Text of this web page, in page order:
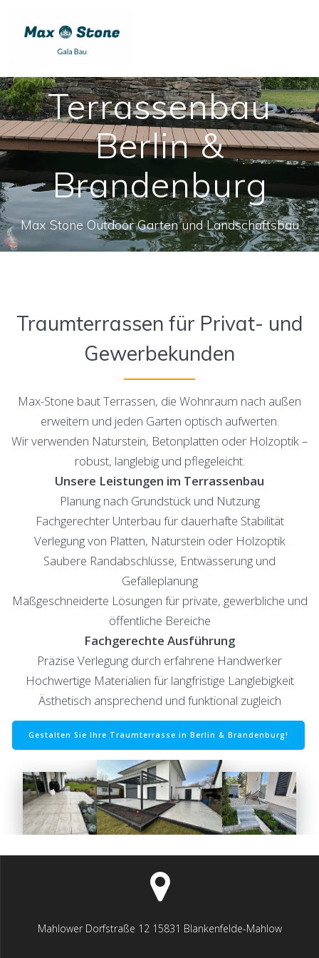
Terrassenbau
Berlin &
Brandenburg
Max Stone Outdoor Garten und Landschaftsbau
Traumterrassen für Privat- und
Gewerbekunden
Max-Stone baut Terrassen, die Wohnraum nach außen
erweitern und jeden Garten optisch aufwerten.
Wir verwenden Naturstein, Betonplatten oder Holzoptik –
robust, langlebig und pflegeleicht.
Unsere Leistungen im Terrassenbau
Planung nach Grundstück und Nutzung
Fachgerechter Unterbau für dauerhafte Stabilität
Verlegung von Platten, Naturstein oder Holzoptik
Saubere Randabschlüsse, Entwässerung und
Gefälleplanung
Maßgeschneiderte Lösungen für private, gewerbliche und
öffentliche Bereiche
Fachgerechte Ausführung
Präzise Verlegung durch erfahrene Handwerker
Hochwertige Materialien für langfristige Langlebigkeit
Ästhetisch ansprechend und funktional zugleich
Gestalten Sie Ihre Traumterrasse in Berlin & Brandenburg!
Mahlower Dorfstraße 12 15831 Blankenfelde-Mahlow